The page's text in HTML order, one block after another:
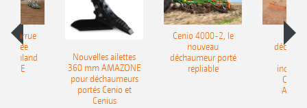
charrue
portée
Onland
Nouvelles ailettes
360 mm AMAZONE
pour déchaumeurs
portés Cenio et
Cenius
Cenio 4000-2, le
nouveau
déchaumeur porté
repliable